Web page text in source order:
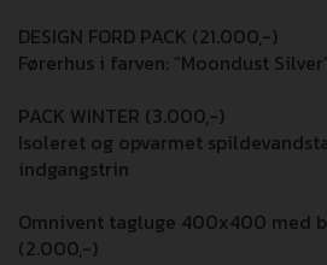
DESIGN FORD PACK (21.000,-)
Førerhus i farven: ”Moondust
PACK WINTER (3.000,-)
Isoleret og opvarmet
indgangstrin
Omnivent tagluge 400x400 med
(2.000,-)